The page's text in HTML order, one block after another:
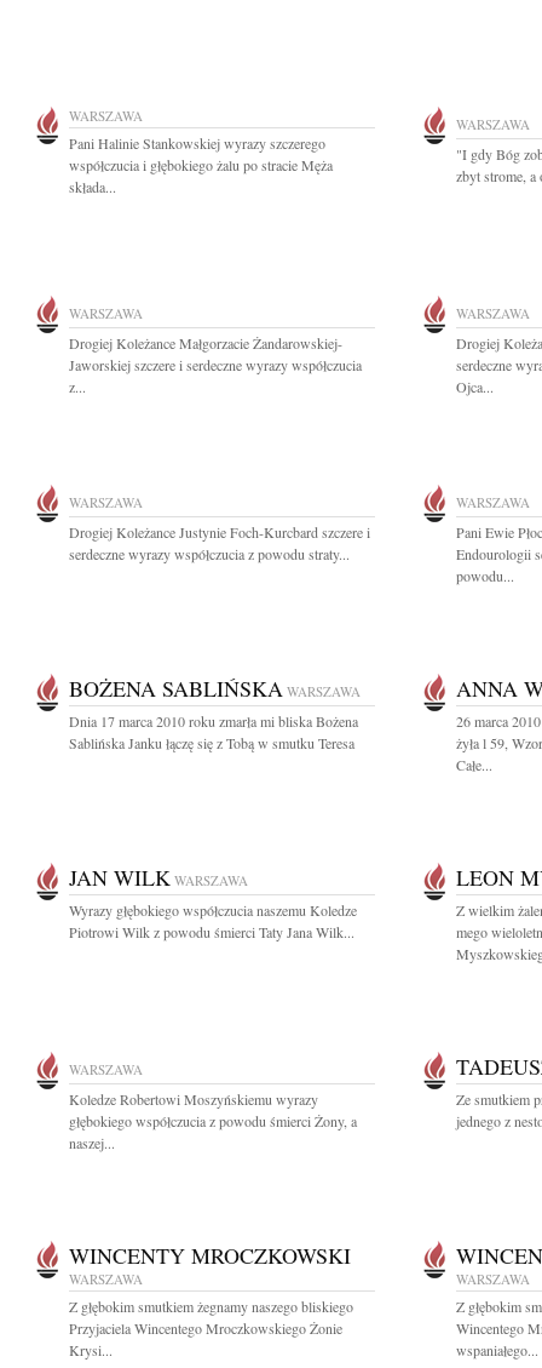
WARSZAWA
Pani Halinie Stankowskiej wyrazy szczerego
współczucia i głębokiego żalu po stracie Męża
składa...
WARSZAWA
"I gdy Bóg
zbyt strome, a
WARSZAWA
Drogiej Koleżance Małgorzacie Żandarowskiej-
Jaworskiej szczere i serdeczne wyrazy współczucia
z...
WARSZAWA
Drogiej
serdeczne
Ojca...
WARSZAWA
Drogiej Koleżance Justynie Foch-Kurcbard szczere i
serdeczne wyrazy współczucia z powodu straty...
WARSZAWA
Pani Ewie
Endourologii
powodu...
BOŻENA SABLIŃSKA WARSZAWA
Dnia 17 marca 2010 roku zmarła mi bliska Bożena
Sablińska Janku łączę się z Tobą w smutku Teresa
ANNA
26 marca
żyła l 59,
Całe...
JAN WILK WARSZAWA
Wyrazy głębokiego współczucia naszemu Koledze
Piotrowi Wilk z powodu śmierci Taty Jana Wilk...
LEON
Z wielkim
mego
WARSZAWA
Koledze Robertowi Moszyńskiemu wyrazy
głębokiego współczucia z powodu śmierci Żony, a
naszej...
Ze smutkiem
jednego z
WINCENTY MROCZKOWSKI
WARSZAWA
Z głębokim smutkiem żegnamy naszego bliskiego
Przyjaciela Wincentego Mroczkowskiego Żonie
Krysi...
WARSZAWA
Z głębokim
Wincentego
wspaniałego...